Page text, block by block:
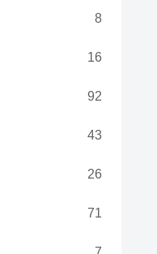
8
16
92
43
26
71